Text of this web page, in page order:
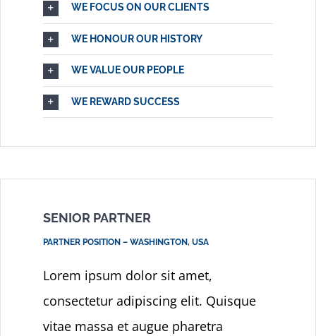
WE FOCUS ON OUR CLIENTS
WE HONOUR OUR HISTORY
WE VALUE OUR PEOPLE
WE REWARD SUCCESS
SENIOR PARTNER
PARTNER POSITION – WASHINGTON, USA
Lorem ipsum dolor sit amet,
consectetur adipiscing elit. Quisque
vitae massa et augue pharetra